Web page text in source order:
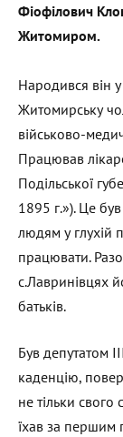
Фіофілович
Житомиром.
Народився він
Житомирську
військово-
Працював
Подільської
1895 г.»). Це
людям у глухій
працювати.
c.Лавринівцях
батьків.
Був депутатом
каденцію,
не тільки
їхав за